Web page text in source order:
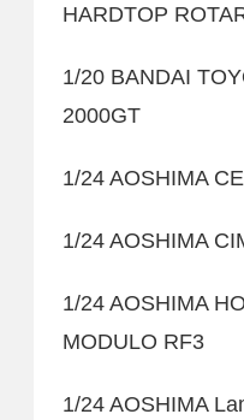
HARDTOP
1/20 BANDAI
2000GT
1/24 AOSHIMA
1/24 AOSHIMA
1/24 AOSHIMA
MODULO RF3
1/24 AOSHIMA